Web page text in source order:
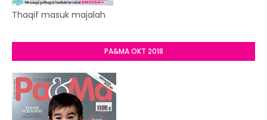
Thaqif masuk majalah
PA&MA OKT 2018